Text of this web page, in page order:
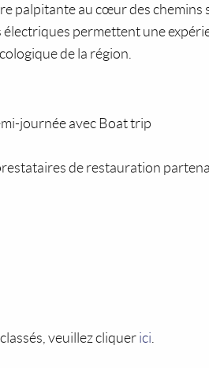
palpitante au cœur des chemins
permettent une
de la région.
journée avec Boat trip
de restauration
veuillez cliquer ici